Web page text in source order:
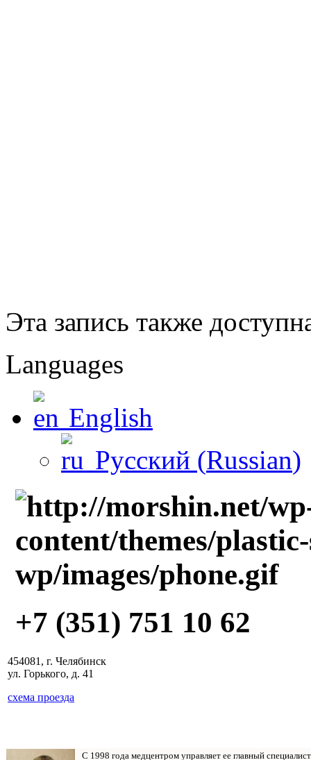
Эта запись также
Languages
English
Русский (Russian)
+7 (351) 751 10 62
454081, г. Челябинск
ул. Горького, д. 41
схема проезда
С 1998 года медцентром управляет ее главный